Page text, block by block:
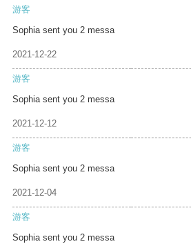
游客
Sophia sent you 2 messa
2021-12-22
游客
Sophia sent you 2 messa
2021-12-12
游客
Sophia sent you 2 messa
2021-12-04
游客
Sophia sent you 2 messa